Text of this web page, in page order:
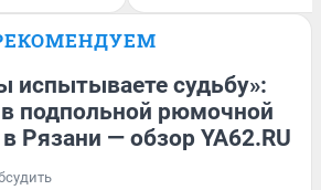
испытываете судьбу»:
в подпольной рюмочной
Рязани — обзор YA62.RU